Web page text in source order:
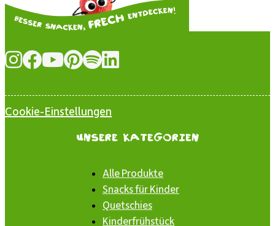
Cookie-Einstellungen
Unsere Kategorien
Alle Produkte
Snacks für Kinder
Quetschies
Kinderfrühstück